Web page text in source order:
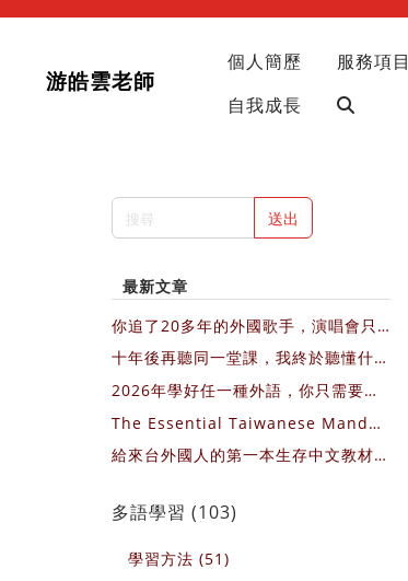
游皓雲老師
個人簡歷 服務項目
自我成長
送出
最新文章
你追了20多年的外國歌手，演唱會只
會在歐美國家開，你會飛過去，還是繼
續等？
十年後再聽同一堂課，我終於聽懂什麼
叫不費力的教出影響力
2026年學好任一種外語，你只需要每
天3個10分鐘，圖文＋影片直接做給你
看
The Essential Taiwanese Mandar
in Textbook for Newcomers (Engl
ish Version)
給來台外國人的第一本生存中文教材：
多語學習 (103)
學習方法 (51)